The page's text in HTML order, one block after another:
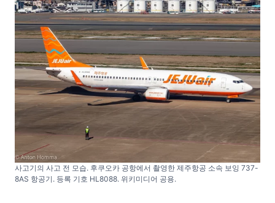
사고기의 사고 전 모습. 후쿠오카 공항에서 촬영한 제주항공 소속 보잉 737-
8AS 항공기. 등록 기호 HL8088. 위키미디어 공용.